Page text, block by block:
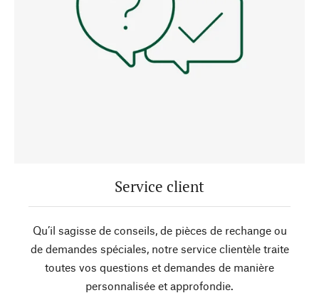
Service client
Qu’il sagisse de conseils, de pièces de rechange ou
de demandes spéciales, notre service clientèle traite
toutes vos questions et demandes de manière
personnalisée et approfondie.